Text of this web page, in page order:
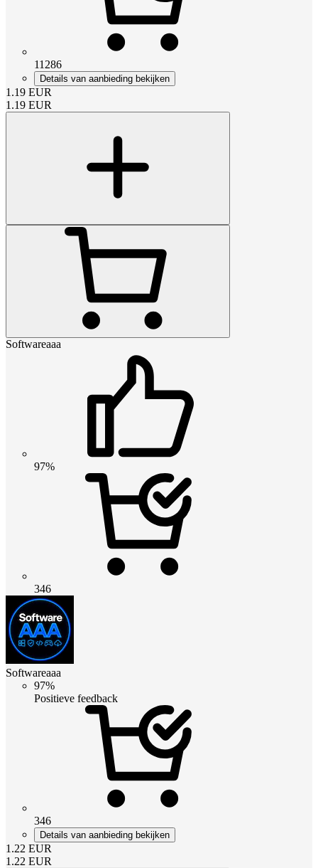
11286
Details van aanbieding bekijken
1.19 EUR
1.19 EUR
Softwareaaa
97%
346
Softwareaaa
97%
Positieve feedback
346
Details van aanbieding bekijken
1.22 EUR
1.22 EUR